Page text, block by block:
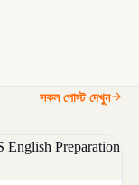
সকল পোস্ট দেখুন